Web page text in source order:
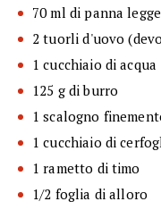
70 ml di panna
2 tuorli d'uovo
1 cucchiaio di acqua
125 g di burro
1 scalogno
1 cucchiaio di
1 rametto di timo
1/2 foglia di alloro